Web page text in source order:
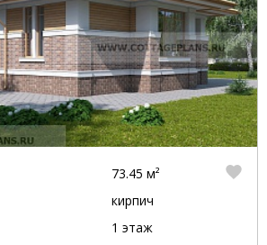
73.45 м²
кирпич
1 этаж